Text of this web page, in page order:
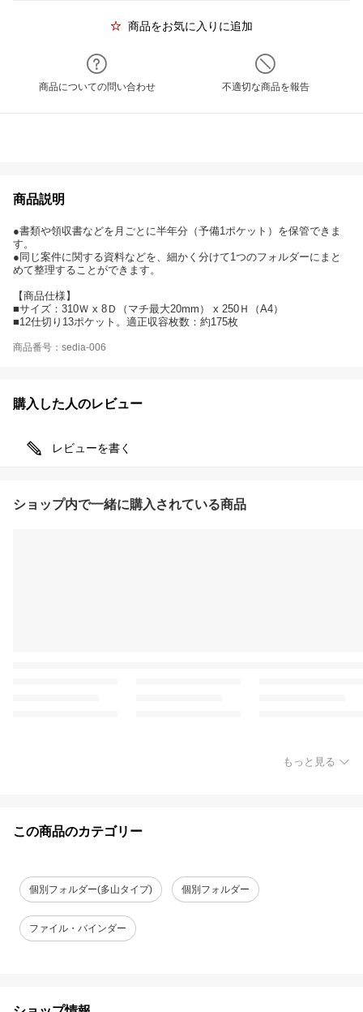
商品をお気に入りに追加
商品についての問い合わせ 不適切な商品を報告
商品説明
●書類や領収書などを月ごとに半年分（予備1ポケット）を保管できま
す。
●同じ案件に関する資料などを、細かく分けて1つのフォルダーにまと
めて整理することができます。
【商品仕様】
■サイズ：310Ｗ x 8Ｄ（マチ最大20mm） x 250Ｈ（A4）
■12仕切り13ポケット。適正収容枚数：約175枚
商品番号：sedia-006
購入した人のレビュー
レビューを書く
ショップ内で一緒に購入されている商品
もっと見る
この商品のカテゴリー
個別フォルダー(多山タイプ) 個別フォルダー
ファイル・バインダー